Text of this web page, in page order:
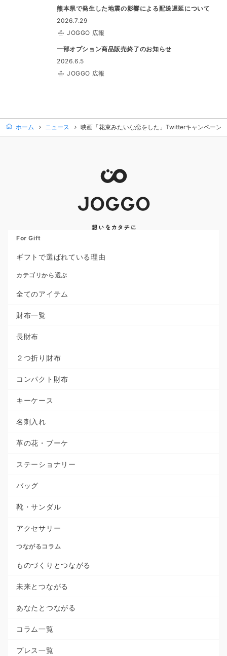
熊本県で発生した地震の影響による配送遅延について
2026.7.29
JOGGO 広報
一部オプション商品販売終了のお知らせ
2026.6.5
JOGGO 広報
ホーム ニュース 映画「花束みたいな恋をした」Twitterキャンペーン
For Gift
ギフトで選ばれている理由
カテゴリから選ぶ
全てのアイテム
財布一覧
長財布
２つ折り財布
コンパクト財布
キーケース
名刺入れ
革の花・ブーケ
ステーショナリー
バッグ
靴・サンダル
アクセサリー
つながるコラム
ものづくりとつながる
未来とつながる
あなたとつながる
コラム一覧
プレス一覧